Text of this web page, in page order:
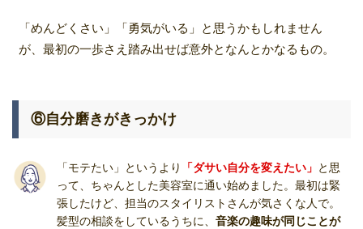
「めんどくさい」「勇気がいる」と思うかもしれません
が、最初の一歩さえ踏み出せば意外となんとかなるもの。
⑥自分磨きがきっかけ
「モテたい」というより 「ダサい自分を変えたい」 と思
って、ちゃんとした美容室に通い始めました。最初は緊
張したけど、担当のスタイリストさんが気さくな人で。
髪型の相談をしているうちに、 音楽の趣味が同じことが